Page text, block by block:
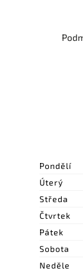
Pondělí
Úterý
Středa
Čtvrtek
Pátek
Sobota
Neděle